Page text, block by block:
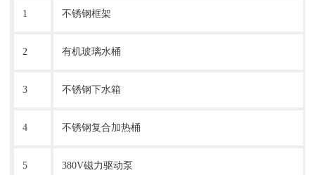
1 不锈钢框架
2 有机玻璃水桶
3 不锈钢下水箱
4 不锈钢复合加热桶
5 380V磁力驱动泵